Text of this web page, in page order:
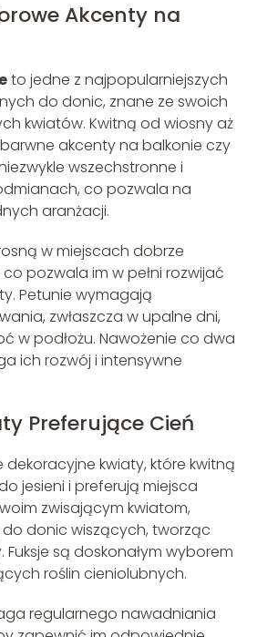
Akcenty na
to jedne z najpopularniejszych
do donic, znane ze swoich
kwiatów. Kwitną od wiosny aż
akcenty na balkonie czy
wszechstronne i
co pozwala na
aranżacji.
w miejscach dobrze
pozwala im w pełni rozwijać
Petunie wymagają
zwłaszcza w upalne dni,
w podłożu. Nawożenie co dwa
ich rozwój i intensywne
Preferujące Cień
kwiaty, które kwitną
jesieni i preferują miejsca
zwisającym kwiatom,
donic wiszących, tworząc
są doskonałym wyborem
roślin cieniolubnych.
regularnego nawadniania